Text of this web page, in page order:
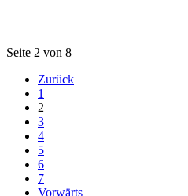
Seite 2 von 8
Zurück
1
2
3
4
5
6
7
Vorwärts